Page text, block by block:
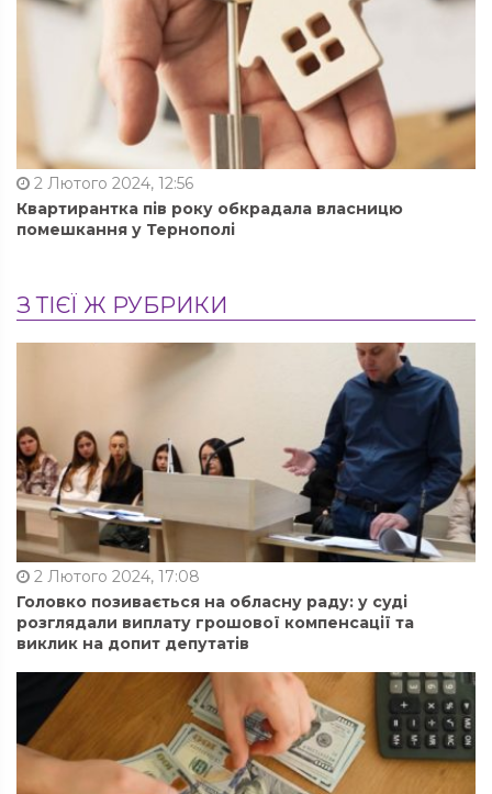
2 Лютого 2024, 12:56
Квартирантка пів року обкрадала власницю
помешкання у Тернополі
З ТІЄЇ Ж РУБРИКИ
2 Лютого 2024, 17:08
Головко позивається на обласну раду: у суді
розглядали виплату грошової компенсації та
виклик на допит депутатів